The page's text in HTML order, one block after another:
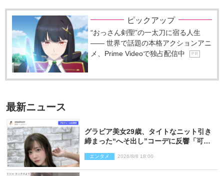
ピックアップ
“おっさん剣聖”の一太刀に宿る人生
―― 世界で話題の本格アクションアニ
メ、Prime Videoで独占配信中
P R
最新ニュース
グラビア美女29歳、タイトなニット引き
締まった“へそ出し”コーデに反響「可愛
エンタメ 2026/8/8 18:00